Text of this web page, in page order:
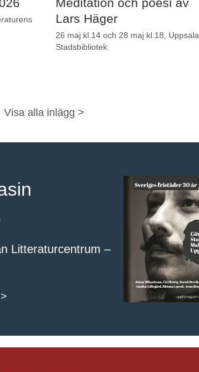
Lars Häger
26 maj kl.14 och 28 maj kl.18, Uppsala
Stadsbibliotek
Visa alla inlägg >
Litteraturcentrum –